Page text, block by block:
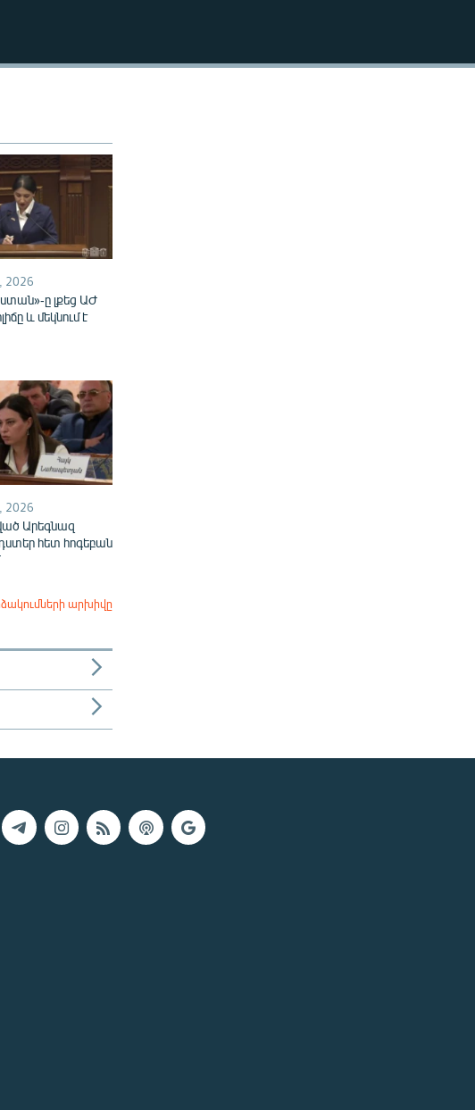
2026
ը լքեց ԱԺ
և մեկնում է
2026
Արեգնազ
հետ հոգեբան
արխիվը